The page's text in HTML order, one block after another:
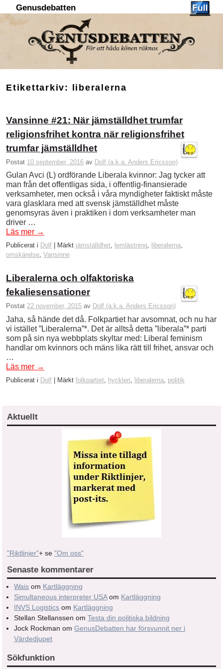
Genusdebatten
Etikettarkiv: liberalerna
Vansinne #21: När jämställdhet trumfar
religionsfrihet kontra när religionsfrihet
trumfar jämställdhet
Postat 10 september, 2016 av Dolf (a.k.a. Anders Ericsson)
Gulan Avci (L) ordförande Liberala kvinnor: Jag tycker att
man från det offentligas sida, i offentlig-finansierade
verksamheter, men också i våra myndigheter faktiskt måste
vara glasklara med att svensk jämställdhet måste
genomsyras även i praktiken i dom verksamheter man
driver …
Läs mer →
Publicerat i Dolf Märkt jämställdhet, lemlästning, liberalerna,
omskärelse, Vansinne
Liberalerna och olfaktoriska
fekaliesensationer
Postat 22 november, 2015 av Dolf (a.k.a. Anders Ericsson)
Jaha, så hände det då. Folkpartiet har avsomnat, och nu har
vi istället ”Liberalerna”*. Det är alltså detta ”liberala”* parti
som på sin nya webbplats skyltar med: Liberal feminism
handlar om kvinnors och mäns lika rätt till frihet, ansvar och
…
Läs mer →
Publicerat i Dolf Märkt folkpartiet hyckleri liberalerna politik
Aktuellt
"Riktlinjer"+ se "Om oss"
Senaste kommentarer
Wais om Kartläggning
Simultaneous interpreter USAom Kartläggning
INVS Logistics om Kartläggning
Stellan Stellanssen omTesta din politiska bildning
Jock Rockman omGenusDebatten har försvunnit ner i
Värdedjupet
Sökfunktion